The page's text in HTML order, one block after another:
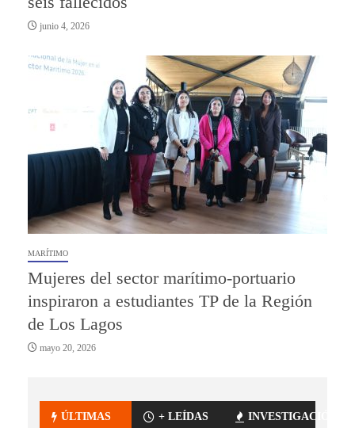
junio 4, 2026
MARÍTIMO
Mujeres del sector marítimo-portuario
inspiraron a estudiantes TP de la Región
de Los Lagos
mayo 20, 2026
ÚLTIMAS + LEÍDAS INVESTIGACIÓN